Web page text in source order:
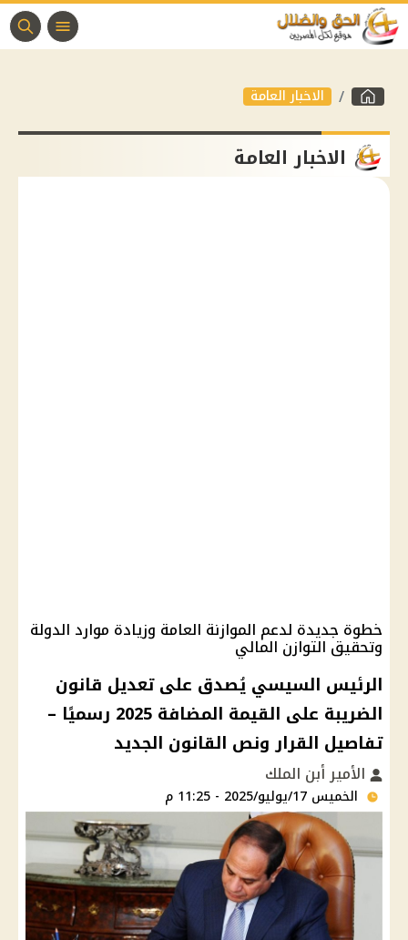
الاخبار العامة
الاخبار العامة
خطوة جديدة لدعم الموازنة العامة وزيادة موارد الدولة
وتحقيق التوازن المالي
الرئيس السيسي يُصدق على تعديل قانون
الضريبة على القيمة المضافة 2025 رسميًا –
تفاصيل القرار ونص القانون الجديد
الأمير أبن الملك
الخميس 17/يوليو/2025 - 11:25 م